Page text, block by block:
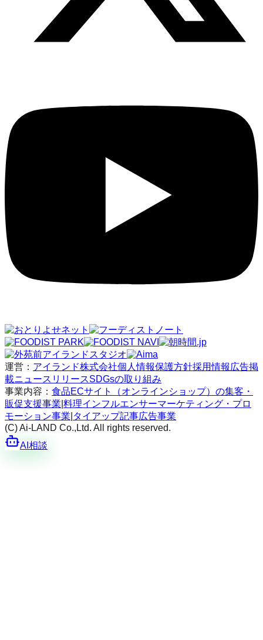
運営： アイランド株式会社個人情報保護方針採用情報 広告掲
載ニュースリリースSDGsの取り組み
事業内容： 食品ECサイト（オンラインショップ）の集客・
販促支援事業 料理インフルエンサーマーケティング・プロ
モーション事業 タイアップ記事広告事業
(C) Ai-LAND Co.,Ltd. All rights reserved.
AI相談